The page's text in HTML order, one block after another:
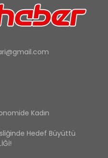
Kadın
Hedef Büyüttü